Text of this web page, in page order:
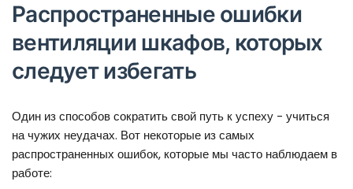
Распространенные ошибки
вентиляции шкафов, которых
следует избегать
Один из способов сократить свой путь к успеху - учиться
на чужих неудачах. Вот некоторые из самых
распространенных ошибок, которые мы часто наблюдаем в
работе: